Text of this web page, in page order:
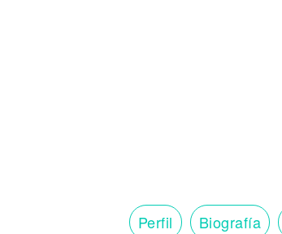
Perfil Biografía